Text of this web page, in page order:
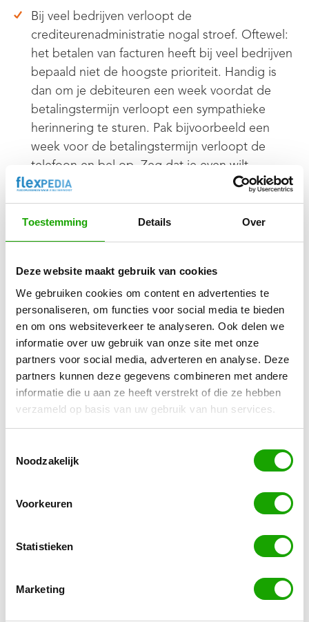
Toestemming Details Over
Deze website maakt gebruik van cookies
We gebruiken cookies om content en advertenties te
personaliseren, om functies voor social media te bieden
en om ons websiteverkeer te analyseren. Ook delen we
informatie over uw gebruik van onze site met onze
partners voor social media, adverteren en analyse. Deze
partners kunnen deze gegevens combineren met andere
informatie die u aan ze heeft verstrekt of die ze hebben
verzameld op basis van uw gebruik van hun services.
Noodzakelijk
Voorkeuren
Statistieken
Marketing
Bij veel bedrijven verloopt de
crediteurenadministratie nogal stroef. Oftewel:
het betalen van facturen heeft bij veel bedrijven
bepaald niet de hoogste prioriteit. Handig is
dan om je debiteuren een week voordat de
betalingstermijn verloopt een sympathieke
herinnering te sturen. Pak bijvoorbeeld een
week voor de betalingstermijn verloopt de
telefoon en bel op. Zeg dat je even wilt
informeren hoe het loopt en laat je directe
telefoonnummer achter zodat de klant kan
bellen voor het geval er iets is. Vertel
vervolgens subtiel dat je zag dat de
over enkele dagen wel tegemoet ziet. Of giet
deze boodschap in de vorm van een leuk
kaartje. Kost je geen drol maar levert direct veel
op! Vaak wordt zo’n kleine, sympathieke
herinnering op prijs gesteld.
Bouw een persoonlijke relatie op met de
financiële administratie van jouw debiteuren.
Ook dat zijn mensen. Praat met ze en help hen
waar je mogelijkheden ziet.
dat de factuur geen fouten bevat. Hanteer een
Je kunt natuurlijk betalingsherinneringen
betalingstermijn verlopen? Ga dan bellen,
Wil je dat je klanten eerder gaan betalen? Vraag
er dan gewoon om. Ben je helemaal zeker van